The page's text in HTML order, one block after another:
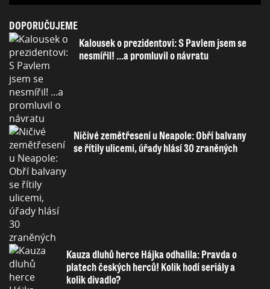
DOPORUČUJEME
Kalousek o prezidentovi: S Pavlem jsem se
nesmířil! ...a promluvil o návratu
Ničivé zemětřesení u Neapole: Obří balvany
se řítily ulicemi, úřady hlásí 30 zraněných
Kauza dluhů herce Hájka odhalila: Pravda o
platech českých herců! Kolik hodí seriály a
kolik divadlo?